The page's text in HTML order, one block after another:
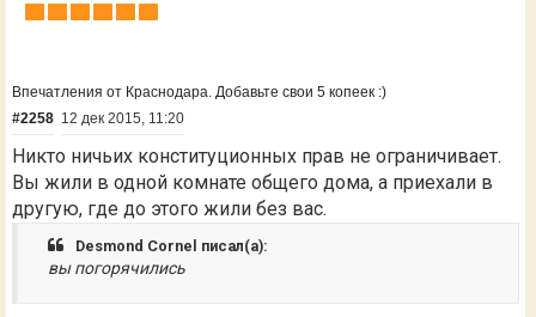
Впечатления от Краснодара. Добавьте свои 5 копеек :)
#2258 12 дек 2015, 11:20
Никто ничьих конституционных прав не ограничивает.
Вы жили в одной комнате общего дома, а приехали в
другую, где до этого жили без вас.
Desmond Cornel писал(а):
вы погорячились